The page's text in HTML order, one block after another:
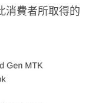
消費者所取得的